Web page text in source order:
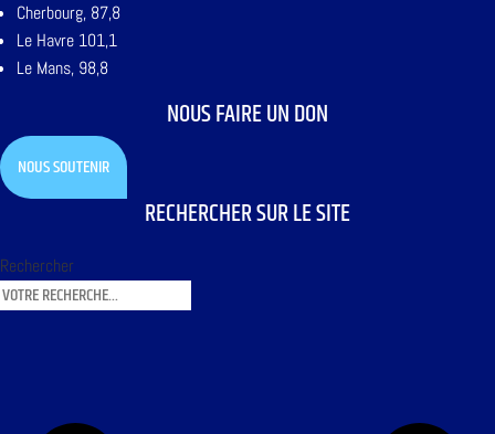
Cherbourg, 87,8
Le Havre 101,1
Le Mans, 98,8
NOUS FAIRE UN DON
NOUS SOUTENIR
RECHERCHER SUR LE SITE
Rechercher